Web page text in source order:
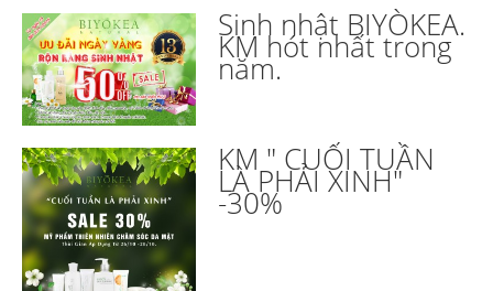
Sinh nhật BIYÒKEA.
KM hót nhất trong
năm.
KM " CUỐI TUẦN
LÀ PHẢI XINH"
-30%